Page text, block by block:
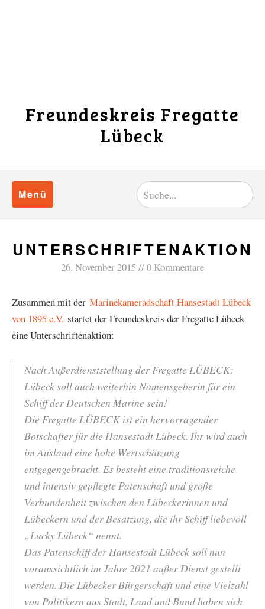
Freundeskreis Fregatte
Lübeck
Menü
UNTERSCHRIFTENAKTION
26. November 2015 0 Kommentare
Zusammen mit der Marinekameradschaft Hansestadt Lübeck
von 1895 e.V. startet der Freundeskreis der Fregatte Lübeck
eine Unterschriftenaktion:
Nach Außerdienststellung der Fregatte LÜBECK:
Lübeck soll auch weiterhin Namensgeberin für ein
Schiff der Deutschen Marine sein!
Die Fregatte LÜBECK ist ein hervorragender
Botschafter für die Hansestadt Lübeck. Ihr wird auch
im Ausland eine hohe Wertschätzung
entgegengebracht. Es besteht eine traditionsreiche
und intensiv gepflegte Patenschaft und große
Verbundenheit zwischen den Lübeckerinnen und
Lübeckern und der Besatzung, die ihr Schiff liebevoll
„Lucky Lübeck“ nennt.
Das Patenschiff der Hansestadt Lübeck soll nun
voraussichtlich im Jahre 2021 außer Dienst gestellt
werden. Die Lübecker Bürgerschaft und eine Vielzahl
von Politikern aus Stadt, Land und Bund haben sich